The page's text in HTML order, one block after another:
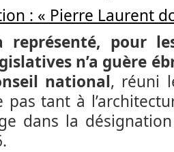
: « Pierre Laurent
représenté, pour
n’a guère
national, réuni
tant à
dans la